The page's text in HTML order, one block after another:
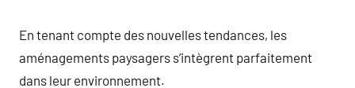
En tenant compte des nouvelles tendances, les
aménagements paysagers s’intègrent parfaitement
dans leur environnement.